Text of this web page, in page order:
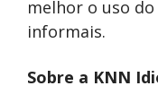
melhor o uso
informais.
Sobre a KNN